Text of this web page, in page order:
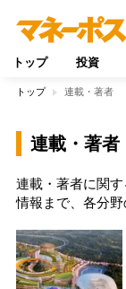
トップ 投資
トップ 連載・著者
連載・著者
連載・著者に関
情報まで、各分野